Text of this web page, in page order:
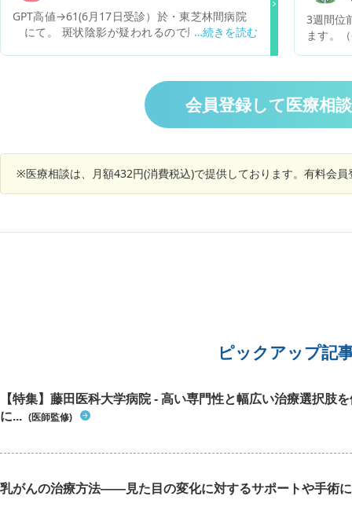
のか心配で仕事をしようかどうか迷っています．
また，このマック症は，治らないのでしょうか？
宜しくお願いします．
5を 家
レイ好き
く 当た
GPT高値→61(6月17日受診）於・東芝林間病院
にて。 斑状陰影が疑われるので肺のCT精査を
どんな病気の可能性がありますか？
3週間位
ます。
せるよ
なりま
でしょ
会員登録して医療相
※医療相談は、月額432円(消費税込)で提供しております。有料会
ピックアップ記
【特集】藤田医科大学病院 - 高い専門性と幅広い治療選択肢
に... (医師監修)
乳がんの治療方法――見た目の変化に対するサポートや手術